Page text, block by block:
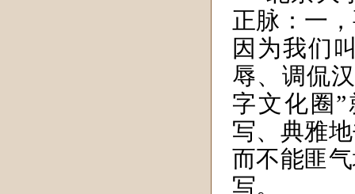
正脉：一，
因为我们
辱、调侃
字文化圈
写、典雅
而不能匪
写。